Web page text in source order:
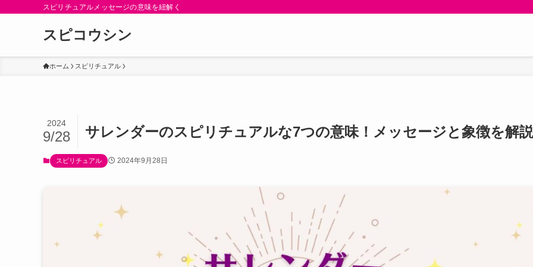
スピリチュアルメッセージの意味を紐解く
スピコウシン
ホーム スピリチュアル
サレンダーのスピリチュアルな7つの意味！メッセージと象徴を解説
2024
9/28
スピリチュアル 2024年9月28日